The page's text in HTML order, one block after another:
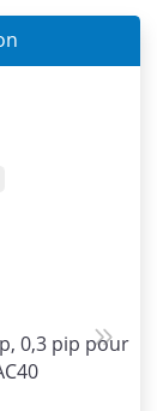
0,3 pip pour
Next